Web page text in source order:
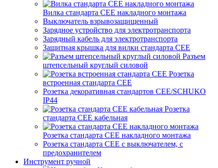
Вилка стандарта CEE накладного монтажа
Выключатель взрывозащищенный
Зарядное устройство для электротранспорта
Зарядный кабель для электротранспорта
Защитная крышка для вилки стандарта CEE
Разъем
штепсельный круглый силовой
Розетка
встроенная стандарта CEE
Розетка декоративная стандартов CEE/SCHUKO
IP44
Розетка
стандарта СЕЕ кабельная
Розетка стандарта СЕЕ накладного монтажа
Розетка стандарта СЕЕ с выключателем, с
предохранителем
Инструмент ручной